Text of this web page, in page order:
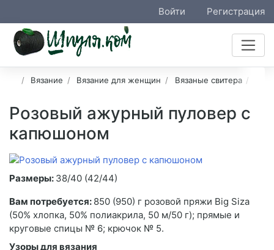
Войти Регистрация
Вязание Вязание для женщин Вязаные свитера
Розовый ажурный пуловер с
капюшоном
Размеры: 38/40 (42/44)
Вам потребуется: 850 (950) г розовой пряжи Big Siza
(50% хлопка, 50% полиакрила, 50 м/50 г); прямые и
круговые спицы № 6; крючок № 5.
Узоры для вязания